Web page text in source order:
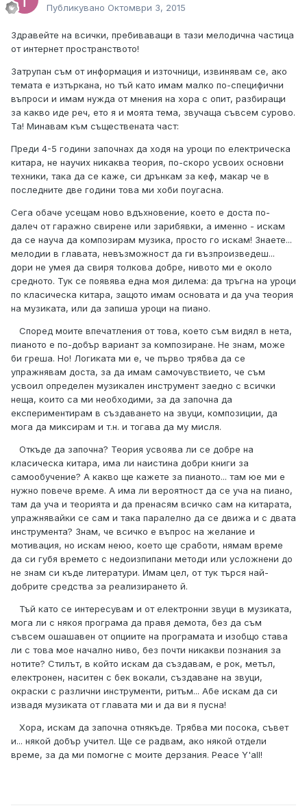
Публикувано Октомври 3, 2015
Здравейте на всички, пребиваващи в тази мелодична частица
от интернет пространството!
Затрупан съм от информация и източници, извинявам се, ако
темата е изтъркана, но тъй като имам малко по-специфични
въпроси и имам нужда от мнения на хора с опит, разбиращи
за какво иде реч, ето я и моята тема, звучаща съвсем сурово.
Та! Минавам към съществената част:
Преди 4-5 години започнах да ходя на уроци по електрическа
китара, не научих никаква теория, по-скоро усвоих основни
техники, така да се каже, си дрънкам за кеф, макар че в
последните две години това ми хоби поугасна.
Сега обаче усещам ново вдъхновение, което е доста по-
далеч от гаражно свирене или зарибявки, а именно - искам
да се науча да композирам музика, просто го искам! Знаете...
мелодии в главата, невъзможност да ги възпроизведеш...
дори не умея да свиря толкова добре, нивото ми е около
средното. Тук се появява една моя дилема: да тръгна на уроци
по класическа китара, защото имам основата и да уча теория
на музиката, или да запиша уроци на пиано.
Според моите впечатления от това, което съм видял в нета,
пианото е по-добър вариант за композиране. Не знам, може
би греша. Но! Логиката ми е, че първо трябва да се
упражнявам доста, за да имам самочувствието, че съм
усвоил определен музикален инструмент заедно с всички
неща, които са ми необходими, за да започна да
експериментирам в създаването на звуци, композиции, да
мога да миксирам и т.н. и тогава да му мисля.
Откъде да започна? Теория усвоява ли се добре на
класическа китара, има ли наистина добри книги за
самообучение? А какво ще кажете за пианото... там юе ми е
нужно повече време. А има ли вероятност да се уча на пиано,
там да уча и теорията и да пренасям всичко сам на китарата,
упражнявайки се сам и така паралелно да се движа и с двата
инструмента? Знам, че всичко е въпрос на желание и
мотивация, но искам неюо, което ще сработи, нямам време
да си губя времето с недоизпипани методи или усложнени до
не знам си къде литератури. Имам цел, от тук търся най-
добрите средства за реализирането й.
Тъй като се интересувам и от електронни звуци в музиката,
мога ли с някоя програма да правя демота, без да съм
съвсем ошашавен от опциите на програмата и изобщо става
ли с това мое начално ниво, без почти никакви познания за
нотите? Стилът, в който искам да създавам, е рок, метъл,
електронен, наситен с бек вокали, създаване на звуци,
окраски с различни инструменти, ритъм... Абе искам да си
извадя музиката от главата ми и да ви я пусна!
Хора, искам да започна отнякъде. Трябва ми посока, съвет
и... някой добър учител. Ще се радвам, ако някой отдели
време, за да ми помогне с моите дерзания. Peace Y'all!